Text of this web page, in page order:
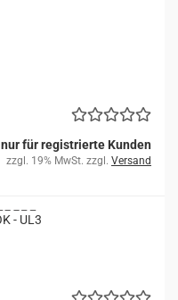
für registrierte Kunden
zzgl. 19% MwSt. zzgl. Versand
- UL3